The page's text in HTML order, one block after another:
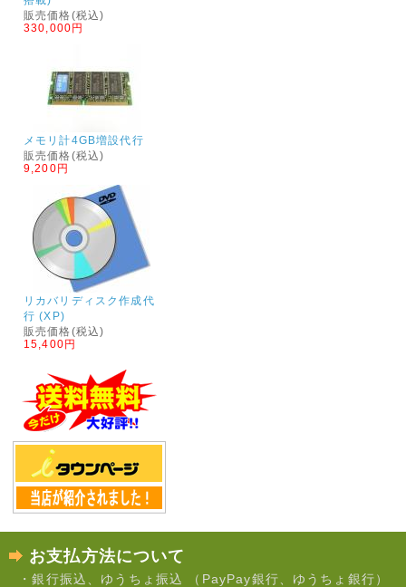
販売価格(税込)
330,000円
メモリ計4GB増設代行
販売価格(税込)
9,200円
リカバリディスク作成代
行 (XP)
販売価格(税込)
15,400円
お支払方法について
・銀行振込、ゆうちょ振込 （PayPay銀行、ゆうちょ銀行）